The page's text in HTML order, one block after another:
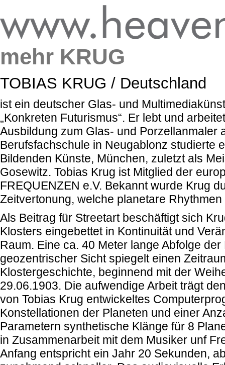
mehr KRUG
TOBIAS KRUG / Deutschland
ist ein deutscher Glas- und
„Konkreten Futurismus“. Er lebt und
Ausbildung zum Glas- und Porzellanmaler
Berufsfachschule in Neugablonz studierte
Bildenden Künste, München, zuletzt als
Gosewitz. Tobias Krug ist Mitglied der
FREQUENZEN e.V. Bekannt wurde Krug
Zeitvertonung, welche planetare
Als Beitrag für Streetart beschäftigt sich
Klosters eingebettet in Kontinuität und
Raum. Eine ca. 40 Meter lange Abfolge
geozentrischer Sicht spiegelt einen
Klostergeschichte, beginnend mit der
29.06.1903. Die aufwendige Arbeit trägt
von Tobias Krug entwickeltes
Konstellationen der Planeten und einer
Parametern synthetische Klänge für 8
in Zusammenarbeit mit dem Musiker unf
Anfang entspricht ein Jahr 20 Sekunden,